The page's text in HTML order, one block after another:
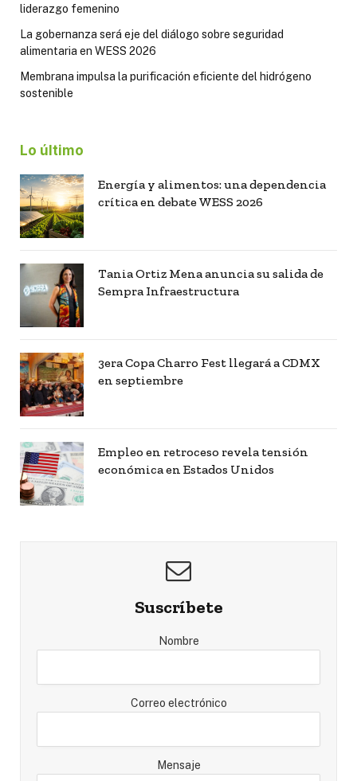
liderazgo femenino
La gobernanza será eje del diálogo sobre seguridad
alimentaria en WESS 2026
Membrana impulsa la purificación eficiente del hidrógeno
sostenible
Lo último
Energía y alimentos: una dependencia
crítica en debate WESS 2026
Tania Ortiz Mena anuncia su salida de
Sempra Infraestructura
3era Copa Charro Fest llegará a CDMX
en septiembre
Empleo en retroceso revela tensión
económica en Estados Unidos
Suscríbete
Nombre
Correo electrónico
Mensaje